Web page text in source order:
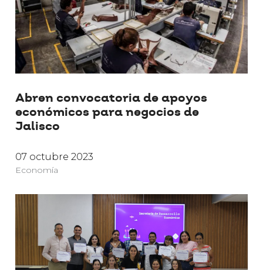
Abren convocatoria de apoyos
económicos para negocios de
Jalisco
07 octubre 2023
Economía